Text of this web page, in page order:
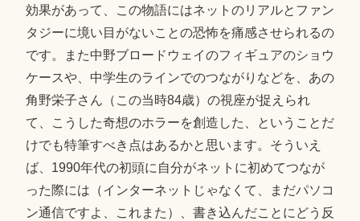
効果があって、この物語にはネットのリアルとファン
タジーに境い目がないことの恐怖を痛感させられるの
です。また中野ブロードウェイのフィギュアのショウ
ケースや、中学生のラインでのつながりなどを、あの
角野栄子さん（この当時84歳）の視座が捉えられ
て、こうした奇想のホラーを創造した、ということだ
けでも特筆すべき点はあるかと思います。そういえ
ば、1990年代の初頭に自分がネットに初めてつなが
った際には（インターネットじゃなくて、まだパソコ
ン通信ですよ、これまた）、書き込んだことにどう反